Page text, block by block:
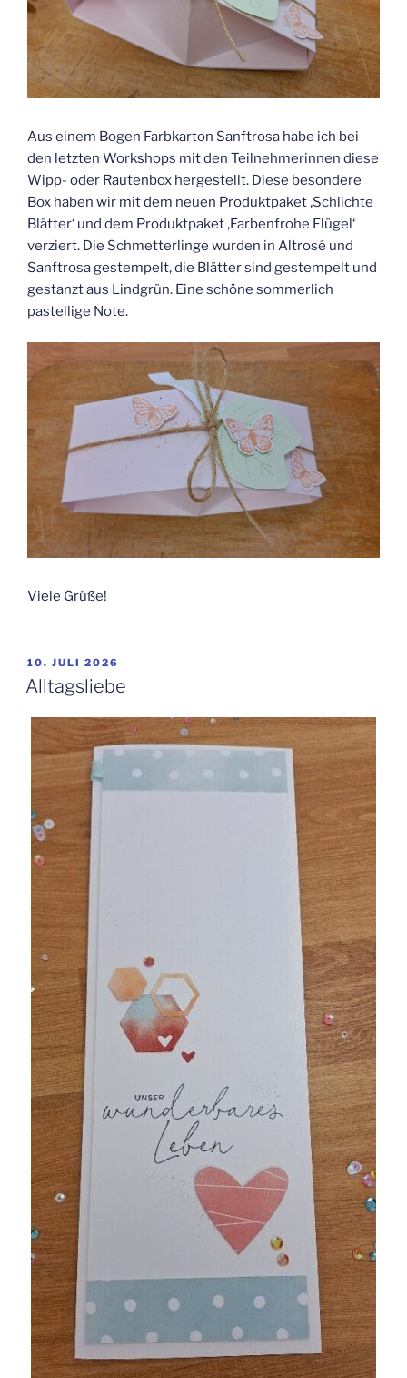
Aus einem Bogen Farbkarton Sanftrosa habe ich bei
den letzten Workshops mit den Teilnehmerinnen diese
Wipp- oder Rautenbox hergestellt. Diese besondere
Box haben wir mit dem neuen Produktpaket ‚Schlichte
Blätter‘ und dem Produktpaket ‚Farbenfrohe Flügel‘
verziert. Die Schmetterlinge wurden in Altrosé und
Sanftrosa gestempelt, die Blätter sind gestempelt und
gestanzt aus Lindgrün. Eine schöne sommerlich
pastellige Note.
Viele Grüße!
VERÖFFENTLICHT
AM
10. JULI 2026
Alltagsliebe